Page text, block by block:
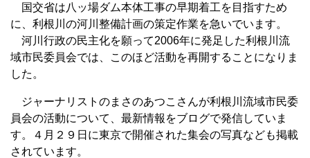
国交省は八ッ場ダム本体工事の早期着工を目指すため
に、利根川の河川整備計画の策定作業を急いでいます。
河川行政の民主化を願って2006年に発足した利根川流
域市民委員会では、このほど活動を再開することになりま
した。
ジャーナリストのまさのあつこさんが利根川流域市民委
員会の活動について、最新情報をブログで発信していま
す。４月２９日に東京で開催された集会の写真なども掲載
されています。